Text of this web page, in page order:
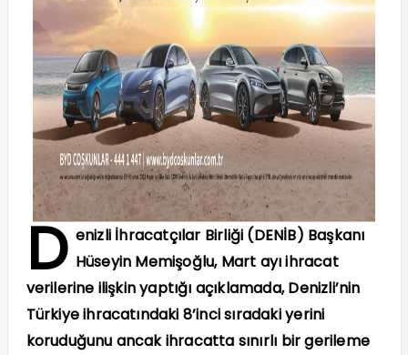
D enizli İhracatçılar Birliği (DENİB) Başkanı
Hüseyin Memişoğlu, Mart ayı ihracat
verilerine ilişkin yaptığı açıklamada, Denizli’nin
Türkiye ihracatındaki 8’inci sıradaki yerini
koruduğunu ancak ihracatta sınırlı bir gerileme